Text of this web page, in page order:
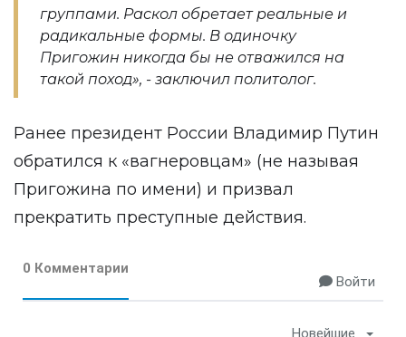
группами. Раскол обретает реальные и
радикальные формы. В одиночку
Пригожин никогда бы не отважился на
такой поход», - заключил политолог.
Ранее президент России Владимир Путин
обратился к «вагнеровцам» (не называя
Пригожина по имени) и призвал
прекратить преступные действия.
0 Комментарии
Войти
Новейшие